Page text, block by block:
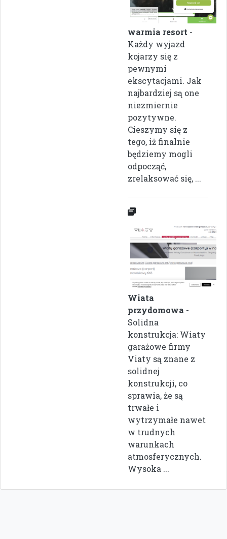
warmia resort -
Każdy wyjazd
kojarzy się z
pewnymi
ekscytacjami. Jak
najbardziej są one
niezmiernie
pozytywne.
Cieszymy się z
tego, iż finalnie
będziemy mogli
odpocząć,
zrelaksować się, ...
Wiata
przydomowa -
Solidna
konstrukcja: Wiaty
garażowe firmy
Viaty są znane z
solidnej
konstrukcji, co
sprawia, że są
trwałe i
wytrzymałe nawet
w trudnych
warunkach
atmosferycznych.
Wysoka ...